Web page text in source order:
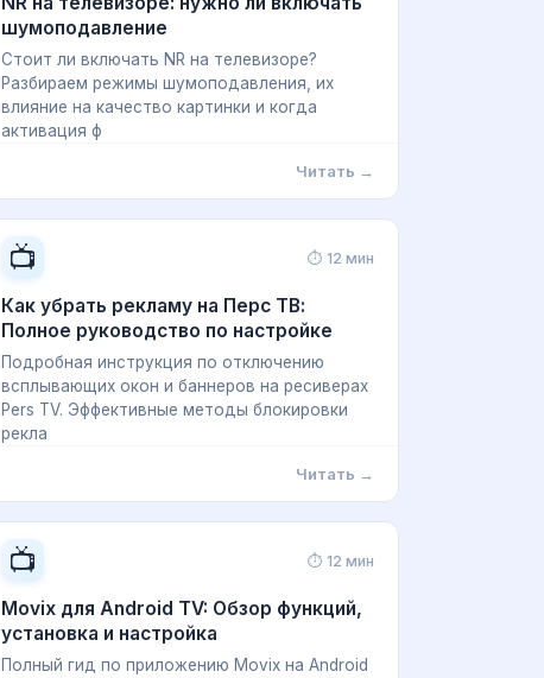
шумоподавление
Стоит ли включать NR на телевизоре?
Разбираем режимы шумоподавления, их
влияние на качество картинки и когда
активация ф
Читать →
📺 ⏱ 12 мин
Как убрать рекламу на Перс ТВ:
Полное руководство по настройке
Подробная инструкция по отключению
всплывающих окон и баннеров на ресиверах
Pers TV. Эффективные методы блокировки
рекла
Читать →
📺 ⏱ 12 мин
Movix для Android TV: Обзор функций,
установка и настройка
Полный гид по приложению Movix на Android